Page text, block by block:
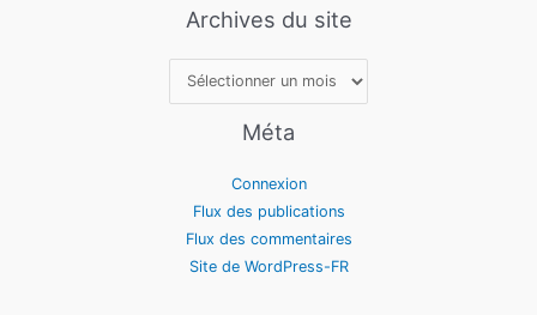
Archives du site
Archives
Méta
Connexion
Flux des publications
Flux des commentaires
Site de WordPress-FR